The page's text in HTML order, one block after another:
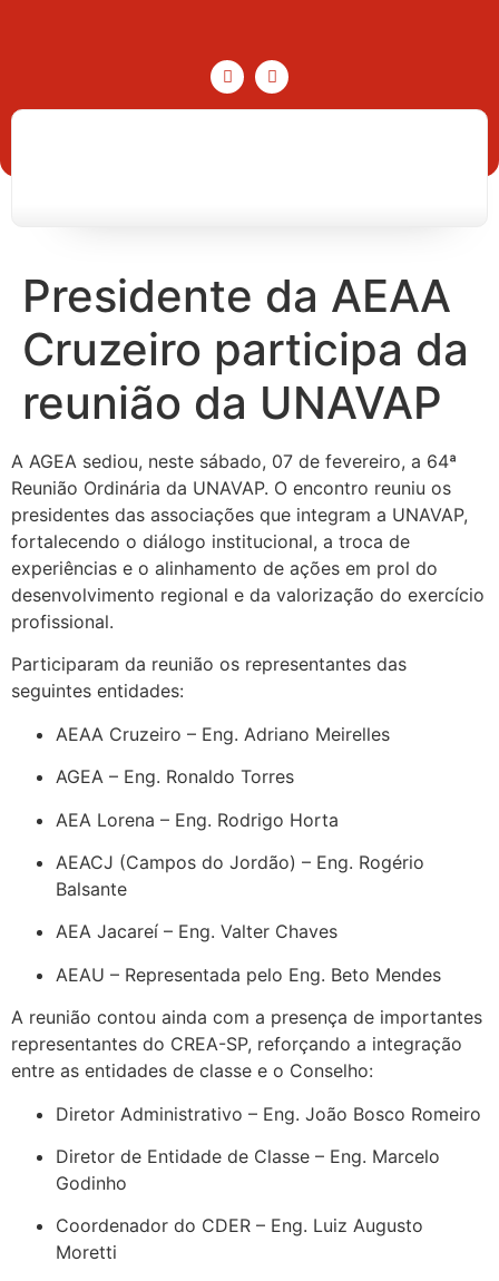
Presidente da AEAA
Cruzeiro participa da
reunião da UNAVAP
A AGEA sediou, neste sábado, 07 de fevereiro, a 64ª
Reunião Ordinária da UNAVAP. O encontro reuniu os
presidentes das associações que integram a UNAVAP,
fortalecendo o diálogo institucional, a troca de
experiências e o alinhamento de ações em prol do
desenvolvimento regional e da valorização do exercício
profissional.
Participaram da reunião os representantes das
seguintes entidades:
AEAA Cruzeiro – Eng. Adriano Meirelles
AGEA – Eng. Ronaldo Torres
AEA Lorena – Eng. Rodrigo Horta
AEACJ (Campos do Jordão) – Eng. Rogério
Balsante
AEA Jacareí – Eng. Valter Chaves
AEAU – Representada pelo Eng. Beto Mendes
A reunião contou ainda com a presença de importantes
representantes do CREA-SP, reforçando a integração
entre as entidades de classe e o Conselho:
Diretor Administrativo – Eng. João Bosco Romeiro
Diretor de Entidade de Classe – Eng. Marcelo
Godinho
Coordenador do CDER – Eng. Luiz Augusto
Moretti